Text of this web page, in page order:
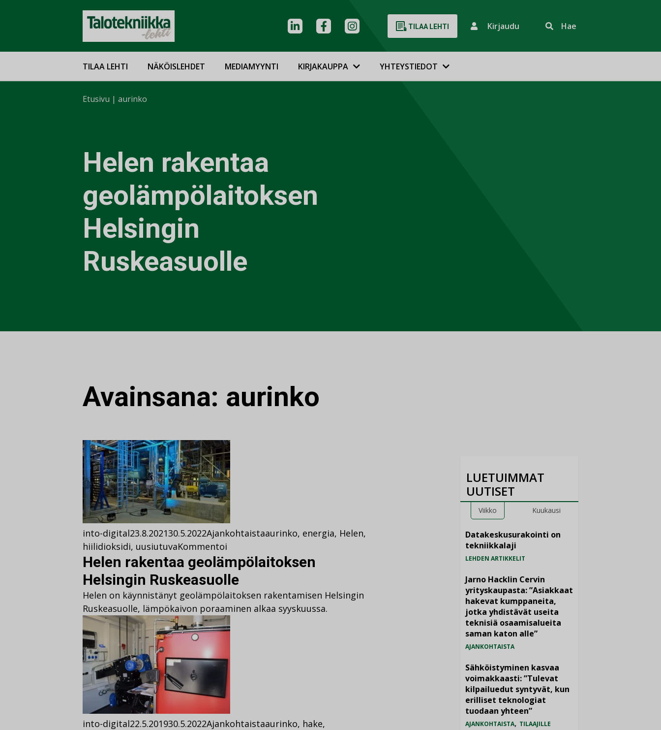
TILAA LEHTI Kirjaudu Hae
TILAA LEHTI NÄKÖISLEHDET MEDIAMYYNTI KIRJAKAUPPA YHTEYSTIEDOT
Etusivu | aurinko
Helen rakentaa
geolämpölaitoksen
Helsingin
Ruskeasuolle
Avainsana: aurinko
into-digital23.8.202130.5.2022Ajankohtaistaaurinko, energia, Helen,
hiilidioksidi, uusiutuvaKommentoi
Helen rakentaa geolämpölaitoksen
Helsingin Ruskeasuolle
Helen on käynnistänyt geolämpölaitoksen rakentamisen Helsingin
Ruskeasuolle, lämpökaivon poraaminen alkaa syyskuussa.
into-digital22.5.201930.5.2022Ajankohtaistaaurinko, hake,
LUETUIMMAT
UUTISET
Viikko Kuukausi
Datakeskusurakointi on
tekniikkalaji
LEHDEN ARTIKKELIT
Jarno Hacklin Cervin
yrityskaupasta: ”Asiakkaat
hakevat kumppaneita,
jotka yhdistävät useita
teknisiä osaamisalueita
saman katon alle”
AJANKOHTAISTA
Sähköistyminen kasvaa
voimakkaasti: ”Tulevat
kilpailuedut syntyvät, kun
erilliset teknologiat
tuodaan yhteen”
AJANKOHTAISTA, TILAAJILLE